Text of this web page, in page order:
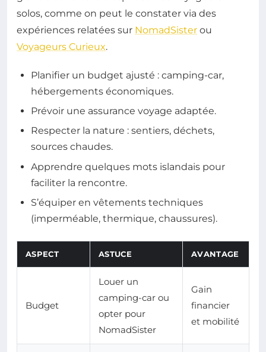
solos, comme on peut le constater via des
expériences relatées sur NomadSister ou
Voyageurs Curieux.
Planifier un budget ajusté : camping-car,
hébergements économiques.
Prévoir une assurance voyage adaptée.
Respecter la nature : sentiers, déchets,
sources chaudes.
Apprendre quelques mots islandais pour
faciliter la rencontre.
S’équiper en vêtements techniques
(imperméable, thermique, chaussures).
ASPECT ASTUCE AVANTAGE
Budget
Louer un
camping-car ou
opter pour
NomadSister
Gain
financier
et mobilité